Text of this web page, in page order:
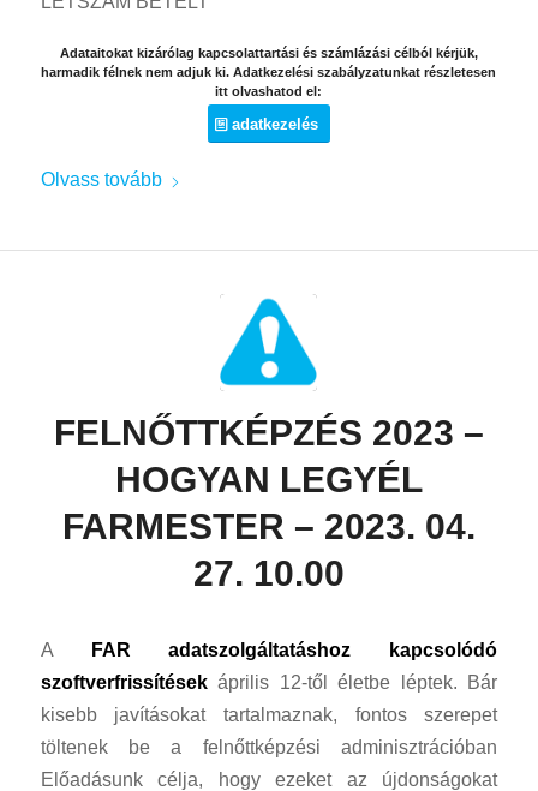
Adataitokat kizárólag kapcsolattartási és számlázási célból kérjük,
harmadik félnek nem adjuk ki. Adatkezelési szabályzatunkat részletesen
itt olvashatod el:
adatkezelés
Olvass tovább
FELNŐTTKÉPZÉS 2023 –
HOGYAN LEGYÉL
FARMESTER – 2023. 04.
27. 10.00
A FAR adatszolgáltatáshoz kapcsolódó
szoftverfrissítésekáprilis 12-től életbe léptek. Bár
kisebb javításokat tartalmaznak, fontos szerepet
töltenek be a felnőttképzési adminisztrációban
Előadásunk célja, hogy ezeket az újdonságokat